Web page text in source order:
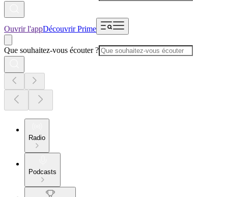
Ouvrir l'appDécouvrir Prime
Que souhaitez-vous écouter ?
Radio
Podcasts